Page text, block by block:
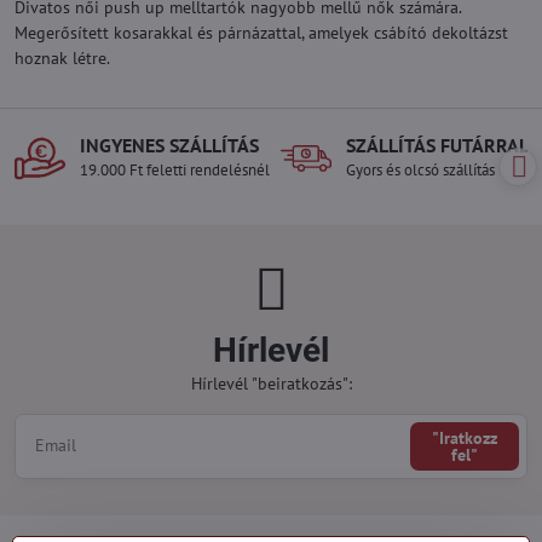
Divatos női push up melltartók nagyobb mellű nők számára.
Megerősített kosarakkal és párnázattal, amelyek csábító dekoltázst
hoznak létre.
INGYENES SZÁLLÍTÁS
19.000 Ft feletti rendelésnél
SZÁLLÍTÁS FUTÁRRAL
Gyors és olcsó szállítás
Hírlevél
Hírlevél "beiratkozás":
"Iratkozz
fel"